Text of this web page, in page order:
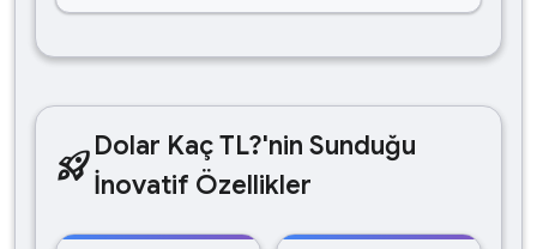
rocket_launchDolar Kaç TL?'nin Sunduğu
İnovatif Özellikler